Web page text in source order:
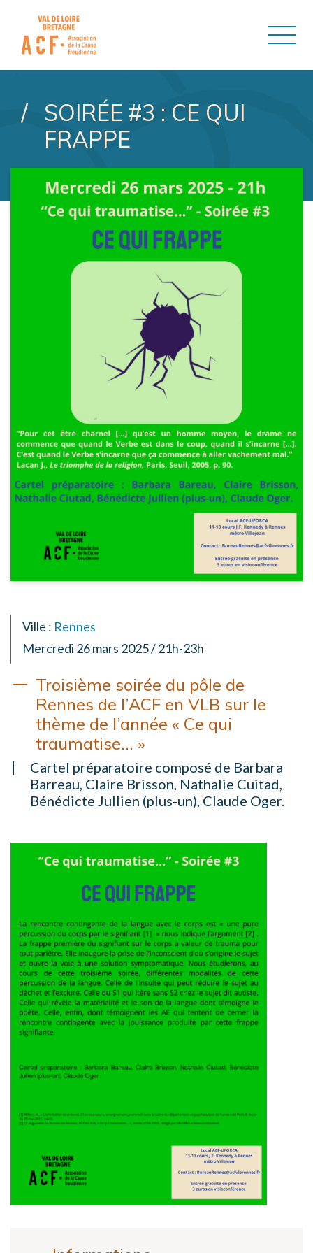
ASSOCIATION DE LA
SOIRÉE #3 : CE QUI
FRAPPE
Ville : Rennes
Mercredi 26 mars 2025 / 21h-23h
Troisième soirée du pôle de
Rennes de l’ACF en VLB sur le
thème de l’année « Ce qui
traumatise… »
Cartel préparatoire composé de Barbara
Barreau, Claire Brisson, Nathalie Cuitad,
Bénédicte Jullien (plus-un), Claude Oger.